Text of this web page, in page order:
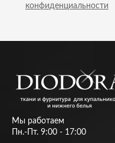
конфиденциальности
Мы работаем
Пн.-Пт. 9:00 - 17:00